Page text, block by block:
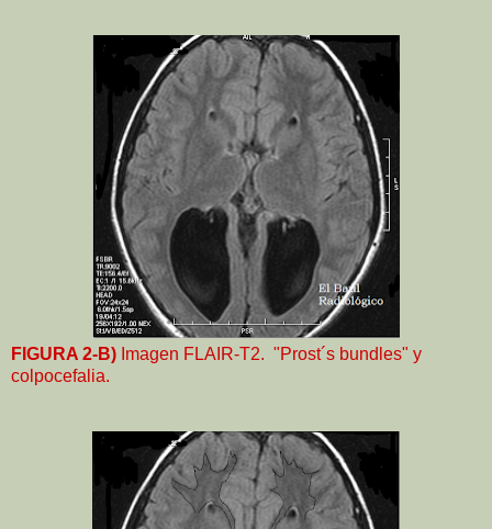
FIGURA 2-B) Imagen FLAIR-T2. "Prost´s bundles" y
colpocefalia.